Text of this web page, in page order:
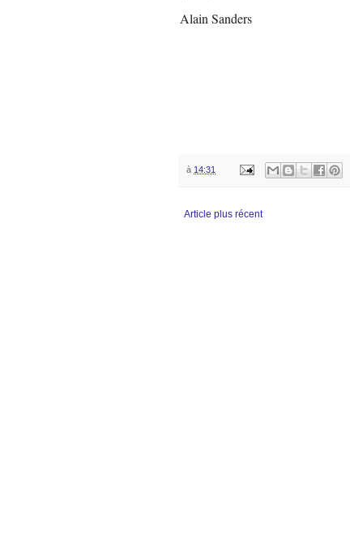
Alain Sanders
à 14:31
Article plus récent